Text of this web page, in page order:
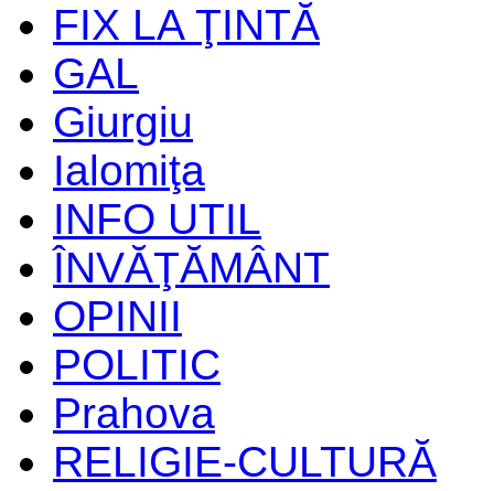
FIX LA ŢINTĂ
GAL
Giurgiu
Ialomiţa
INFO UTIL
ÎNVĂŢĂMÂNT
OPINII
POLITIC
Prahova
RELIGIE-CULTURĂ